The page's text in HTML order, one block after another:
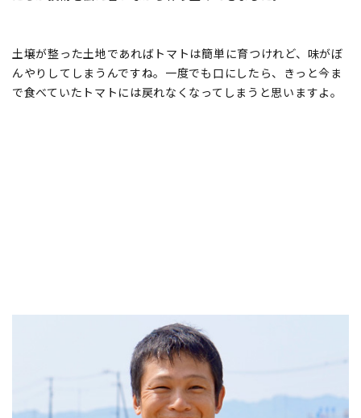
土壌が整った土地であればトマトは簡単に育つけれど、味がぼ
んやりしてしまうんですね。一度でも口にしたら、きっと今ま
で食べていたトマトには戻れなくなってしまうと思いますよ。